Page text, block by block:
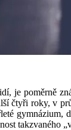
je poměrně
roky, v
takzvaného